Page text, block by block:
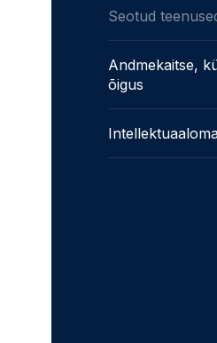
Seotud
Andmekaitse,
õigus